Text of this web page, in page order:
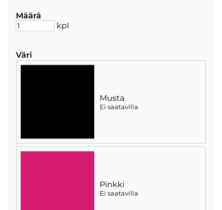
Määrä
kpl
Väri
Musta
Ei saatavilla
Pinkki
Ei saatavilla